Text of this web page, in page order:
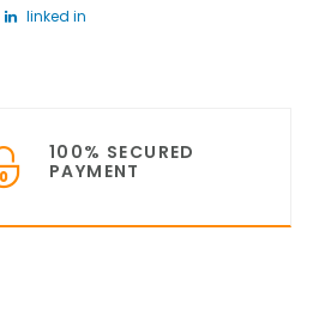
linked in
100% SECURED
PAYMENT